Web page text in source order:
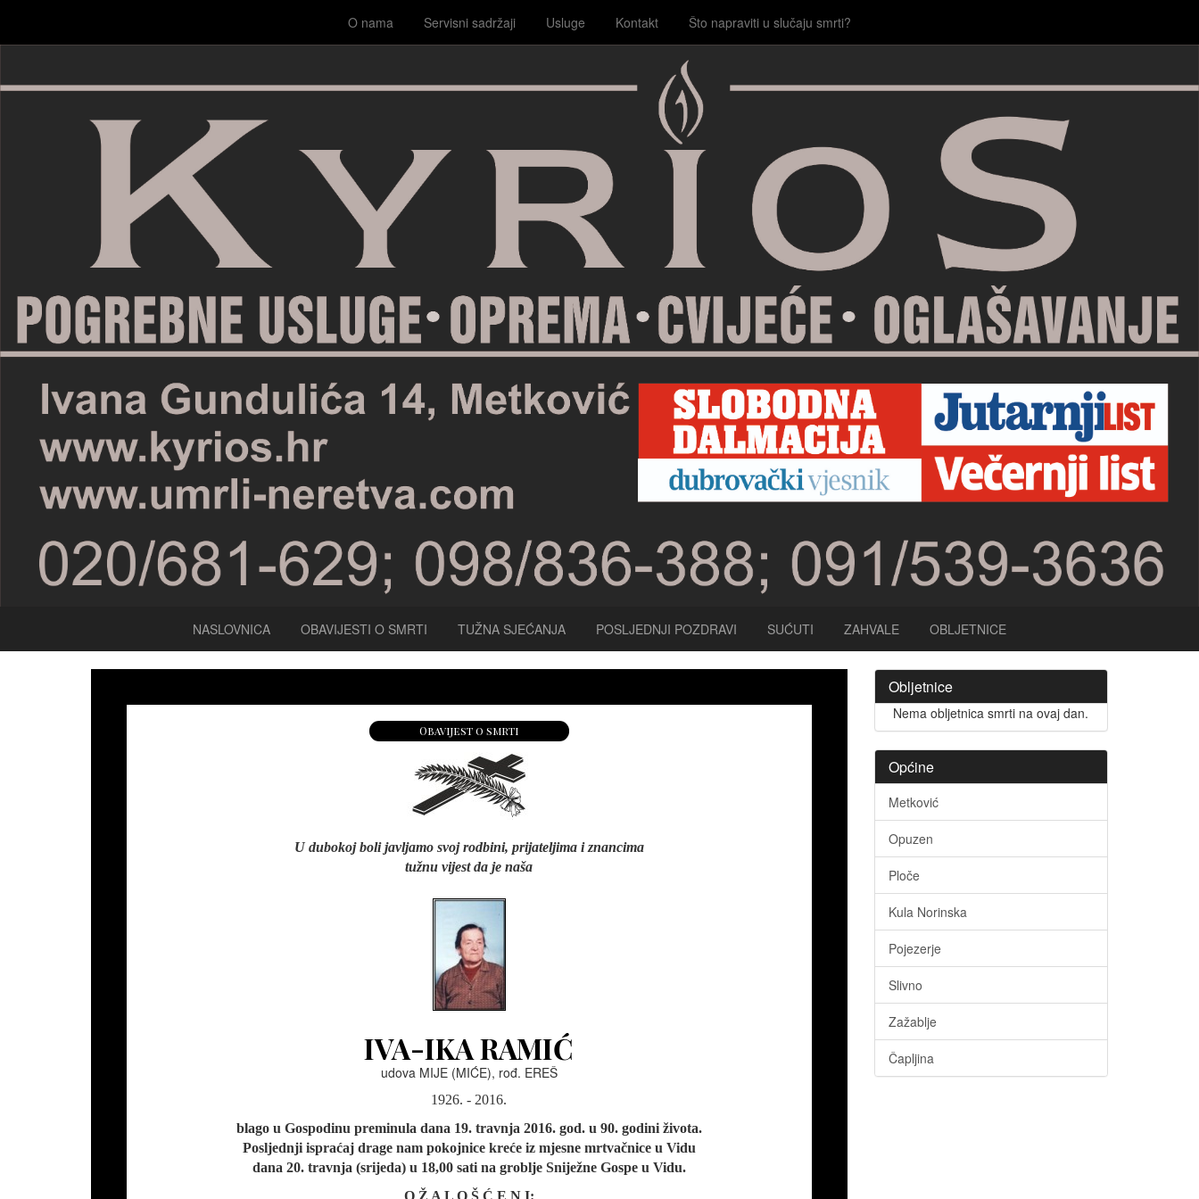
O nama Servisni sadržaji Usluge Kontakt Što napraviti u slučaju smrti?
NASLOVNICA OBAVIJESTI O SMRTI TUŽNA SJEĆANJA POSLJEDNJI POZDRAVI SUĆUTI ZAHVALE OBLJETNICE
Obavijest o smrti
U dubokoj boli javljamo svoj rodbini, prijateljima i znancima
tužnu vijest da je naša
IVA-IKA RAMIĆ
udova MIJE (MIĆE), rođ. EREŠ
1926. - 2016.
blago u Gospodinu preminula dana 19. travnja 2016. god. u 90. godini života.
Posljednji ispraćaj drage nam pokojnice kreće iz mjesne mrtvačnice u Vidu
dana 20. travnja (srijeda) u 18,00 sati na groblje Sniježne Gospe u Vidu.
Obljetnice
Nema obljetnica smrti na ovaj dan.
Općine
Metković
Opuzen
Ploče
Kula Norinska
Pojezerje
Slivno
Zažablje
Čapljina